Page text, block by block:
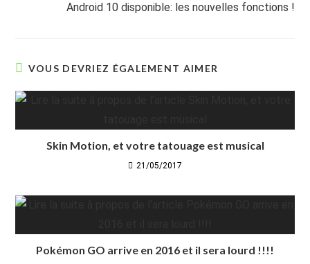
Android 10 disponible: les nouvelles fonctions !
VOUS DEVRIEZ ÉGALEMENT AIMER
Skin Motion, et votre tatouage est musical
21/05/2017
Pokémon GO arrive en 2016 et il sera lourd !!!!